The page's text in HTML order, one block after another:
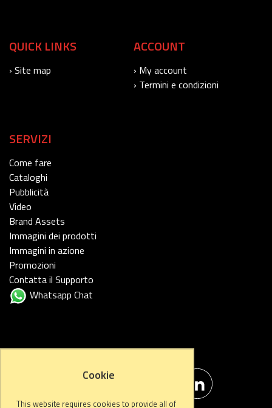
Cookie
This website requires cookies to provide all of
QUICK LINKS
› Site map
ACCOUNT
› My account
› Termini e condizioni
SERVIZI
Come fare
Cataloghi
Pubblicità
Video
Brand Assets
Immagini dei prodotti
Immagini in azione
Promozioni
Contatta il Supporto
Whatsapp Chat
FOLLOW US